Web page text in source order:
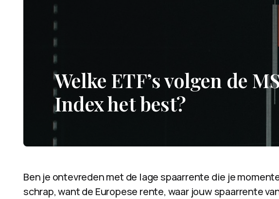
Welke ETF’s volgen de
Index het best?
Ben je ontevreden met de lage spaarrente die je
schrap, want de Europese rente, waar jouw spaarrente